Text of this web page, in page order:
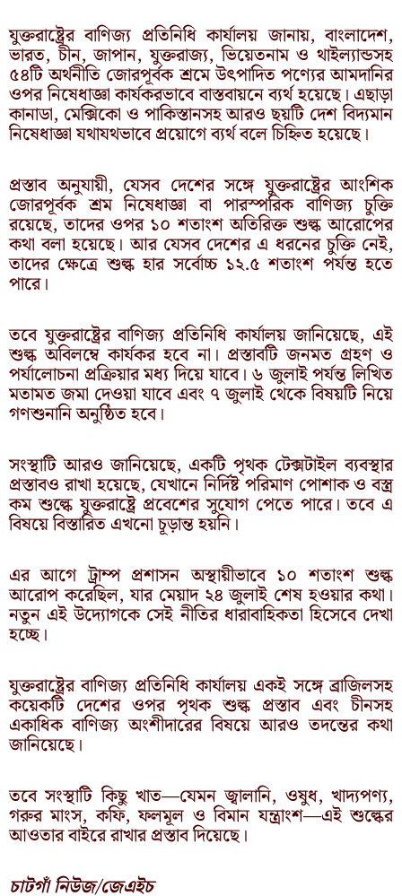
যুক্তরাষ্ট্রের বাণিজ্য প্রতিনিধি কার্যালয় জানায়, বাংলাদেশ,
ভারত, চীন, জাপান, যুক্তরাজ্য, ভিয়েতনাম ও থাইল্যান্ডসহ
৫৪টি অর্থনীতি জোরপূর্বক শ্রমে উৎপাদিত পণ্যের আমদানির
ওপর নিষেধাজ্ঞা কার্যকরভাবে বাস্তবায়নে ব্যর্থ হয়েছে। এছাড়া
কানাডা, মেক্সিকো ও পাকিস্তানসহ আরও ছয়টি দেশ বিদ্যমান
নিষেধাজ্ঞা যথাযথভাবে প্রয়োগে ব্যর্থ বলে চিহ্নিত হয়েছে।
প্রস্তাব অনুযায়ী, যেসব দেশের সঙ্গে যুক্তরাষ্ট্রের আংশিক
জোরপূর্বক শ্রম নিষেধাজ্ঞা বা পারস্পরিক বাণিজ্য চুক্তি
রয়েছে, তাদের ওপর ১০ শতাংশ অতিরিক্ত শুল্ক আরোপের
কথা বলা হয়েছে। আর যেসব দেশের এ ধরনের চুক্তি নেই,
তাদের ক্ষেত্রে শুল্ক হার সর্বোচ্চ ১২.৫ শতাংশ পর্যন্ত হতে
পারে।
তবে যুক্তরাষ্ট্রের বাণিজ্য প্রতিনিধি কার্যালয় জানিয়েছে, এই
শুল্ক অবিলম্বে কার্যকর হবে না। প্রস্তাবটি জনমত গ্রহণ ও
পর্যালোচনা প্রক্রিয়ার মধ্য দিয়ে যাবে। ৬ জুলাই পর্যন্ত লিখিত
মতামত জমা দেওয়া যাবে এবং ৭ জুলাই থেকে বিষয়টি নিয়ে
গণশুনানি অনুষ্ঠিত হবে।
সংস্থাটি আরও জানিয়েছে, একটি পৃথক টেক্সটাইল ব্যবস্থার
প্রস্তাবও রাখা হয়েছে, যেখানে নির্দিষ্ট পরিমাণ পোশাক ও বস্ত্র
কম শুল্কে যুক্তরাষ্ট্রে প্রবেশের সুযোগ পেতে পারে। তবে এ
বিষয়ে বিস্তারিত এখনো চূড়ান্ত হয়নি।
এর আগে ট্রাম্প প্রশাসন অস্থায়ীভাবে ১০ শতাংশ শুল্ক
আরোপ করেছিল, যার মেয়াদ ২৪ জুলাই শেষ হওয়ার কথা।
নতুন এই উদ্যোগকে সেই নীতির ধারাবাহিকতা হিসেবে দেখা
হচ্ছে।
যুক্তরাষ্ট্রের বাণিজ্য প্রতিনিধি কার্যালয় একই সঙ্গে ব্রাজিলসহ
কয়েকটি দেশের ওপর পৃথক শুল্ক প্রস্তাব এবং চীনসহ
একাধিক বাণিজ্য অংশীদারের বিষয়ে আরও তদন্তের কথা
জানিয়েছে।
তবে সংস্থাটি কিছু খাত—যেমন জ্বালানি, ওষুধ, খাদ্যপণ্য,
গরুর মাংস, কফি, ফলমূল ও বিমান যন্ত্রাংশ—এই শুল্কের
আওতার বাইরে রাখার প্রস্তাব দিয়েছে।
চাটগাঁ নিউজ/জেএইচ